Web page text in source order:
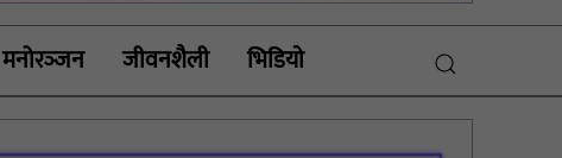
मनोरञ्‍जन जीवनशैली भिडियाे